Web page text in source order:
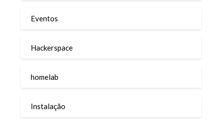
Eventos
Hackerspace
homelab
Instalação